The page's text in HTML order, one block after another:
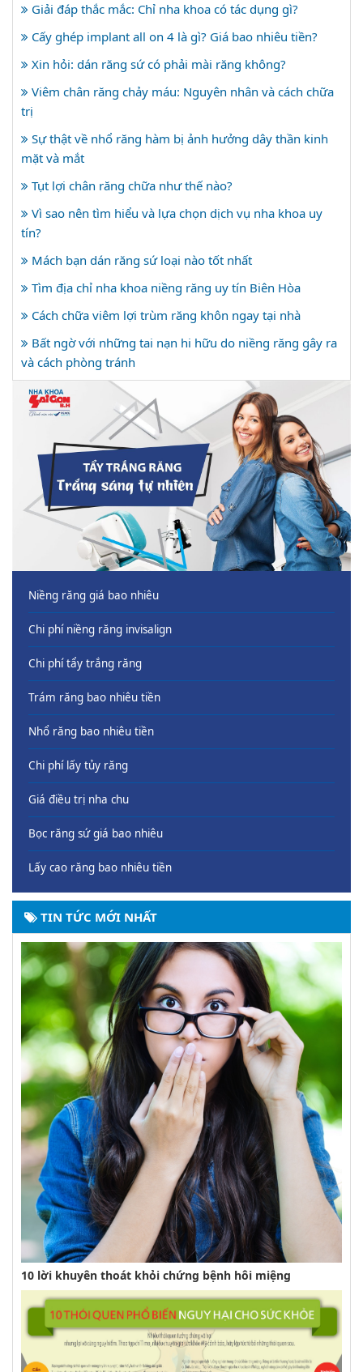
Giải đáp thắc mắc: Chỉ nha khoa có tác dụng gì?
Cấy ghép implant all on 4 là gì? Giá bao nhiêu tiền?
Xin hỏi: dán răng sứ có phải mài răng không?
Viêm chân răng chảy máu: Nguyên nhân và cách chữa
trị
Sự thật về nhổ răng hàm bị ảnh hưởng dây thần kinh
mặt và mắt
Tụt lợi chân răng chữa như thế nào?
Vì sao nên tìm hiểu và lựa chọn dịch vụ nha khoa uy
tín?
Mách bạn dán răng sứ loại nào tốt nhất
Tìm địa chỉ nha khoa niềng răng uy tín Biên Hòa
Cách chữa viêm lợi trùm răng khôn ngay tại nhà
Bất ngờ với những tai nạn hi hữu do niềng răng gây ra
và cách phòng tránh
Niềng răng giá bao nhiêu
Chi phí niềng răng invisalign
Chi phí tẩy trắng răng
Trám răng bao nhiêu tiền
Nhổ răng bao nhiêu tiền
Chi phí lấy tủy răng
Giá điều trị nha chu
Bọc răng sứ giá bao nhiêu
Lấy cao răng bao nhiêu tiền
TIN TỨC MỚI NHẤT
10 lời khuyên thoát khỏi chứng bệnh hôi miệng